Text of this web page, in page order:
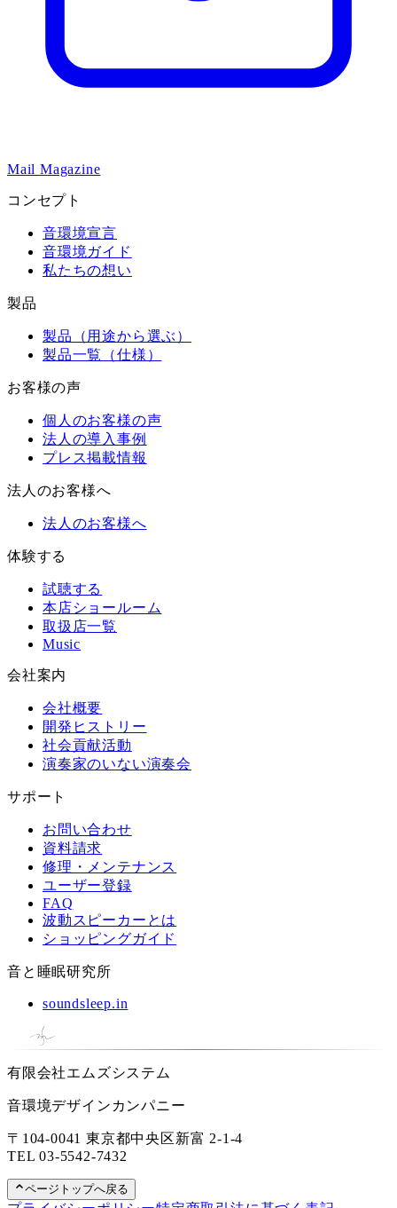
Mail Magazine
コンセプト
音環境宣言
音環境ガイド
私たちの想い
製品
製品（用途から選ぶ）
製品一覧（仕様）
お客様の声
個人のお客様の声
法人の導入事例
プレス掲載情報
法人のお客様へ
法人のお客様へ
体験する
試聴する
本店ショールーム
取扱店一覧
Music
会社案内
会社概要
開発ヒストリー
社会貢献活動
演奏家のいない演奏会
サポート
お問い合わせ
資料請求
修理・メンテナンス
ユーザー登録
FAQ
波動スピーカーとは
ショッピングガイド
音と睡眠研究所
soundsleep.in
有限会社エムズシステム
音環境デザインカンパニー
〒104-0041 東京都中央区新富 2-1-4
TEL03-5542-7432
ページトップへ戻る